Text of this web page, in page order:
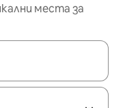
места за
използвайте